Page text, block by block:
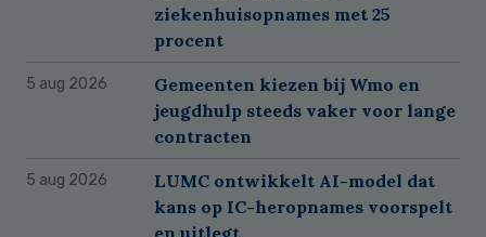
ziekenhuisopnames met 25
procent
5 aug 2026
Gemeenten kiezen bij Wmo en
jeugdhulp steeds vaker voor lange
contracten
5 aug 2026
LUMC ontwikkelt AI-model dat
kans op IC-heropnames voorspelt
en uitlegt